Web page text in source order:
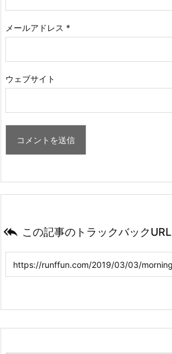
メールアドレス *
ウェブサイト
 この記事のトラックバックURL